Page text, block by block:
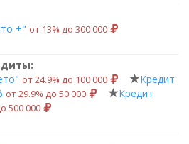
+" от 13% до 300 000
от 24.9% до 100 000
Кредит
от 29.9% до 50 000
Кредит
500 000